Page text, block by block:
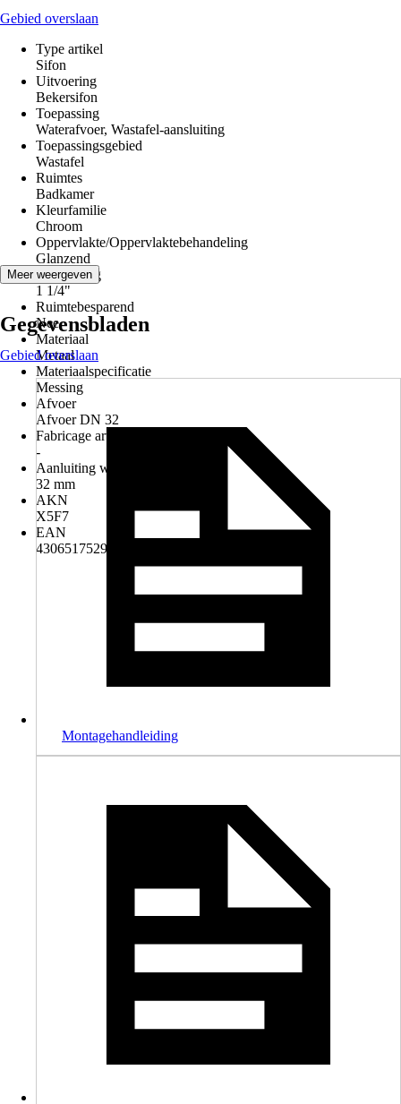
Gebied overslaan
Type artikel
Sifon
Uitvoering
Bekersifon
Toepassing
Waterafvoer, Wastafel-aansluiting
Toepassingsgebied
Wastafel
Ruimtes
Badkamer
Kleurfamilie
Chroom
Oppervlakte/Oppervlaktebehandeling
Glanzend
Aansluiting
1 1/4"
Ruimtebesparend
Nee
Materiaal
Metaal
Materiaalspecificatie
Messing
Afvoer
Afvoer DN 32
Fabricage artikelnummer
-
Aanluiting wand
32 mm
AKN
X5F7
EAN
4306517529932
Meer weergeven
Gegevensbladen
Gebied overslaan
Montagehandleiding